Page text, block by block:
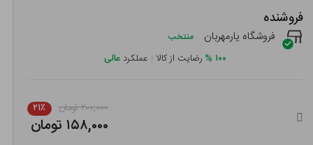
فروشنده
فروشگاه یارمهربان منتخب
۱۰۰ % رضایت از کالا | عملکرد عالی
۲۰۰,۰۰۰ تومان ۲۱٪
۱۵۸,۰۰۰ تومان